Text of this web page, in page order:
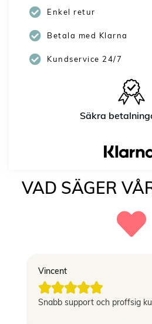
Enkel retur
Betala med Klarna
Kundservice 24/7
Säkra
VAD SÄGER
Vincent

Snabb support och proffsig